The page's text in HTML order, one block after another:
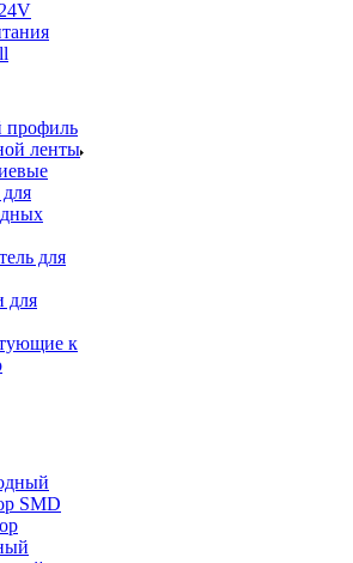
ленты
для
для
к
SMD